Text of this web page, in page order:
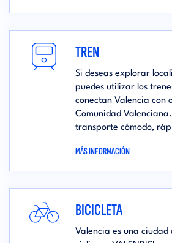
TREN
Si deseas explorar
puedes utilizar los
conectan Valencia con
Comunidad
transporte cómodo,
MÁS INFORMACIÓN
BICICLETA
Valencia es una ciudad